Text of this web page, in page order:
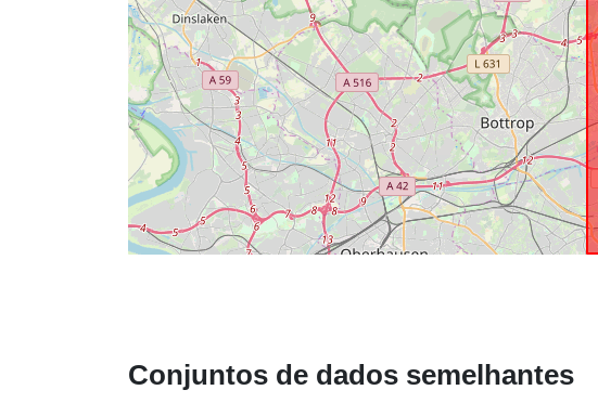
Conjuntos de dados semelhantes